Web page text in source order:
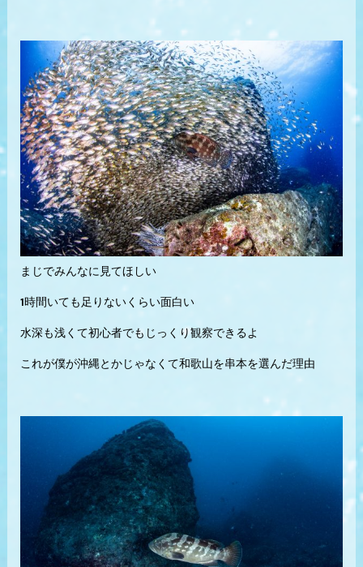
まじでみんなに見てほしい
1時間いても足りないくらい面白い
水深も浅くて初心者でもじっくり観察できるよ
これが僕が沖縄とかじゃなくて和歌山を串本を選んだ理由